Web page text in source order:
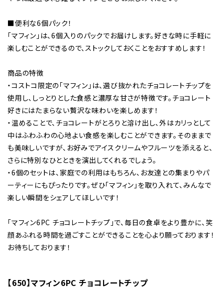
■便利な6個パック！
「マフィン」は、6個入りのパックでお届けします。好きな時に手軽に
楽しむことができるので、ストックしておくことをおすすめします！
商品の特徴
・コストコ限定の「マフィン」は、選び抜かれたチョコレートチップを
使用し、しっとりとした食感と濃厚な甘さが特徴です。チョコレート
好きにはたまらない贅沢な味わいを楽しめます！
・温めることで、チョコレートがとろりと溶け出し、外はカリっとして
中はふわふわの心地よい食感を楽しむことができます。そのままで
も美味しいですが、お好みでアイスクリームやフルーツを添えると、
さらに特別なひとときを演出してくれるでしょう。
・6個のセットは、家庭での利用はもちろん、お友達との集まりやパ
ーティーにもぴったりです。ぜひ「マフィン」を取り入れて、みんなで
楽しい瞬間をシェアしてほしいです！
「マフィン6PC チョコレートチップ」で、毎日の食卓をより豊かに、笑
顔あふれる時間を過ごすことができることを心より願っております！
お待ちしております！
【650】マフィン6PC チョコレートチップ